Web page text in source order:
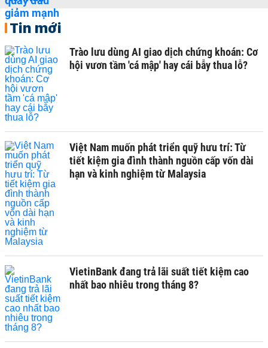
Tin mới
Trào lưu dùng AI giao dịch chứng khoán: Cơ
hội vươn tầm 'cá mập' hay cái bẫy thua lỗ?
Việt Nam muốn phát triển quỹ hưu trí: Từ
tiết kiệm gia đình thành nguồn cấp vốn dài
hạn và kinh nghiệm từ Malaysia
VietinBank đang trả lãi suất tiết kiệm cao
nhất bao nhiêu trong tháng 8?